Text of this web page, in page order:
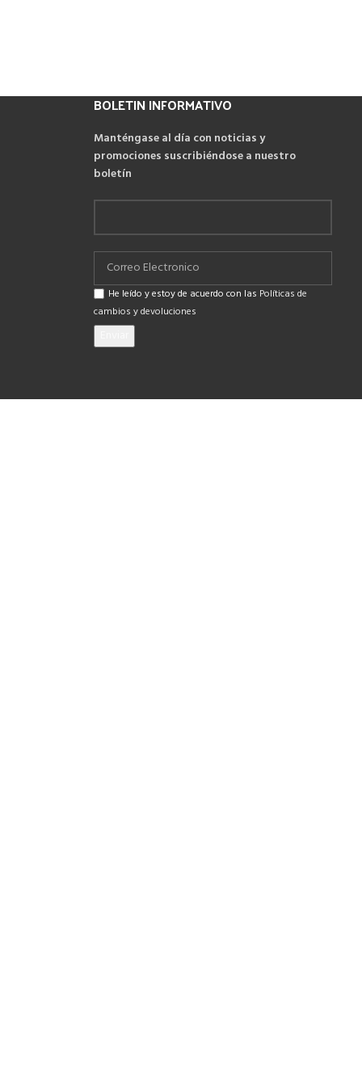
BOLETIN INFORMATIVO
Manténgase al día con noticias y
promociones suscribiéndose a nuestro
boletín
He leído y estoy de acuerdo con las Políticas de
cambios y devoluciones